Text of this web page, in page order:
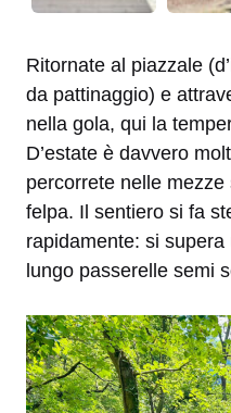
Ritornate al piazzale
da pattinaggio) e
nella gola, qui la
D’estate è davvero
percorrete nelle
felpa. Il sentiero si fa
rapidamente: si
lungo passerelle semi